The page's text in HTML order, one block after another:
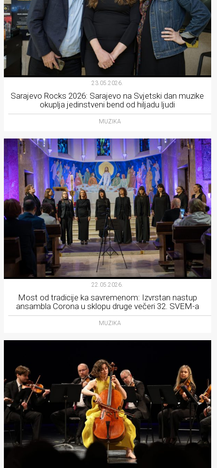
23.05.2026.
Sarajevo Rocks 2026: Sarajevo na Svjetski dan muzike
okuplja jedinstveni bend od hiljadu ljudi
MUZIKA
22.05.2026.
Most od tradicije ka savremenom: Izvrstan nastup
ansambla Corona u sklopu druge večeri 32. SVEM-a
MUZIKA